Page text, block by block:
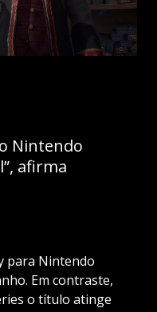
Nintendo
afirma
para Nintendo
Em contraste,
o título atinge